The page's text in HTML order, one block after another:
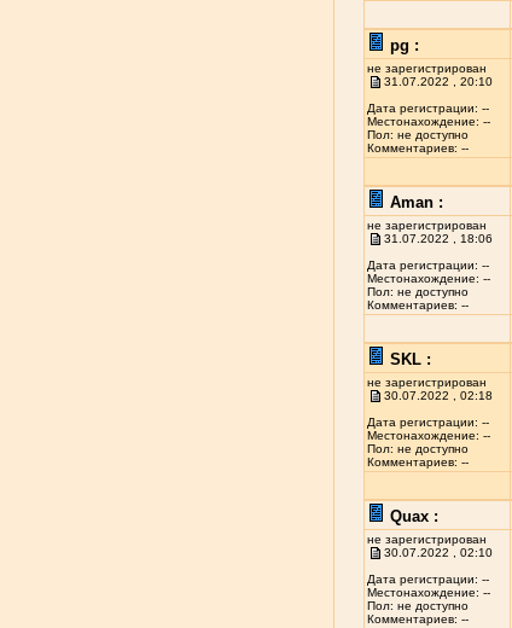
pg :
не зарегистрирован
31.07.2022 , 20:10
Дата регистрации: --
Местонахождение: --
Пол: не доступно
Комментариев: --
Aman :
не зарегистрирован
31.07.2022 , 18:06
Дата регистрации: --
Местонахождение: --
Пол: не доступно
Комментариев: --
SKL :
не зарегистрирован
30.07.2022 , 02:18
Дата регистрации: --
Местонахождение: --
Пол: не доступно
Комментариев: --
Quax :
не зарегистрирован
30.07.2022 , 02:10
Дата регистрации: --
Местонахождение: --
Пол: не доступно
Комментариев: --